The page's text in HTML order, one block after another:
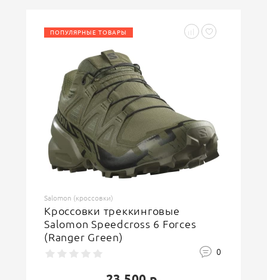
ОСТАВИТЬ ОТЗЫВ
ПОПУЛЯРНЫЕ ТОВАРЫ
Salomon (кроссовки)
Кроссовки треккинговые
Salomon Speedcross 6 Forces
(Ranger Green)
0